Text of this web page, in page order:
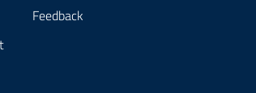
Feedback